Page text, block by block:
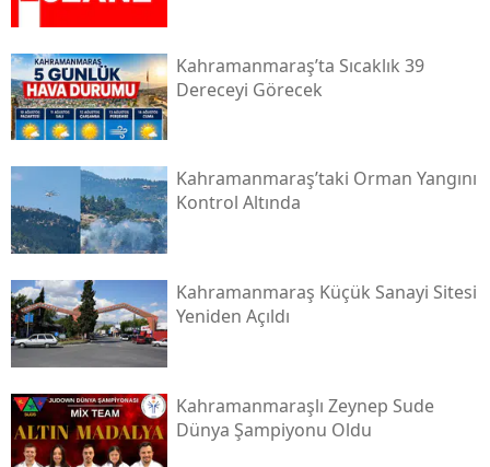
Kahramanmaraş’ta Sıcaklık 39
Dereceyi Görecek
Kahramanmaraş’taki Orman Yangını
Kontrol Altında
Kahramanmaraş Küçük Sanayi Sitesi
Yeniden Açıldı
Kahramanmaraşlı Zeynep Sude
Dünya Şampiyonu Oldu